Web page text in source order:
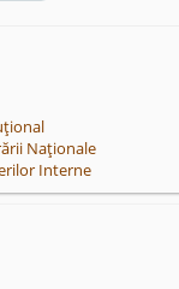
Naționale
Interne